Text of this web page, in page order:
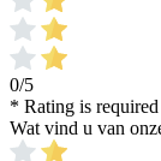
0/5
* Rating is required
Wat vind u van